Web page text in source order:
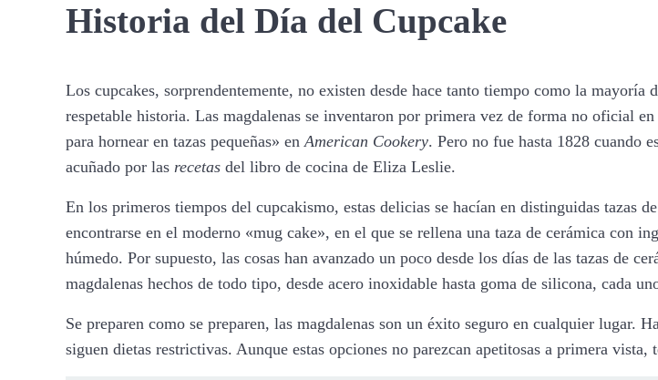
Historia del Día del Cupcake
Los cupcakes, sorprendentemente, no existen desde hace tanto tiempo como la
respetable historia. Las magdalenas se inventaron por primera vez de forma no oficial
para hornear en tazas pequeñas» en American Cookery. Pero no fue hasta 1828 cuando
acuñado por las recetas del libro de cocina de Eliza Leslie.
En los primeros tiempos del cupcakismo, estas delicias se hacían en distinguidas tazas
encontrarse en el moderno «mug cake», en el que se rellena una taza de cerámica con
húmedo. Por supuesto, las cosas han avanzado un poco desde los días de las tazas de
magdalenas hechos de todo tipo, desde acero inoxidable hasta goma de silicona, cada
Se preparen como se preparen, las magdalenas son un éxito seguro en cualquier lugar.
siguen dietas restrictivas. Aunque estas opciones no parezcan apetitosas a primera